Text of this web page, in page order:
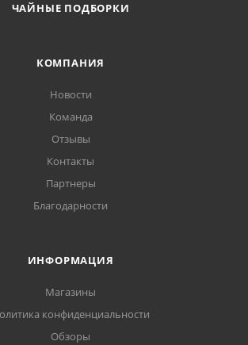
ЧАЙНЫЕ ПОДБОРКИ
КОМПАНИЯ
Новости
Команда
Отзывы
Контакты
Партнеры
Благодарности
ИНФОРМАЦИЯ
Магазины
конфиденциальности
Обзоры